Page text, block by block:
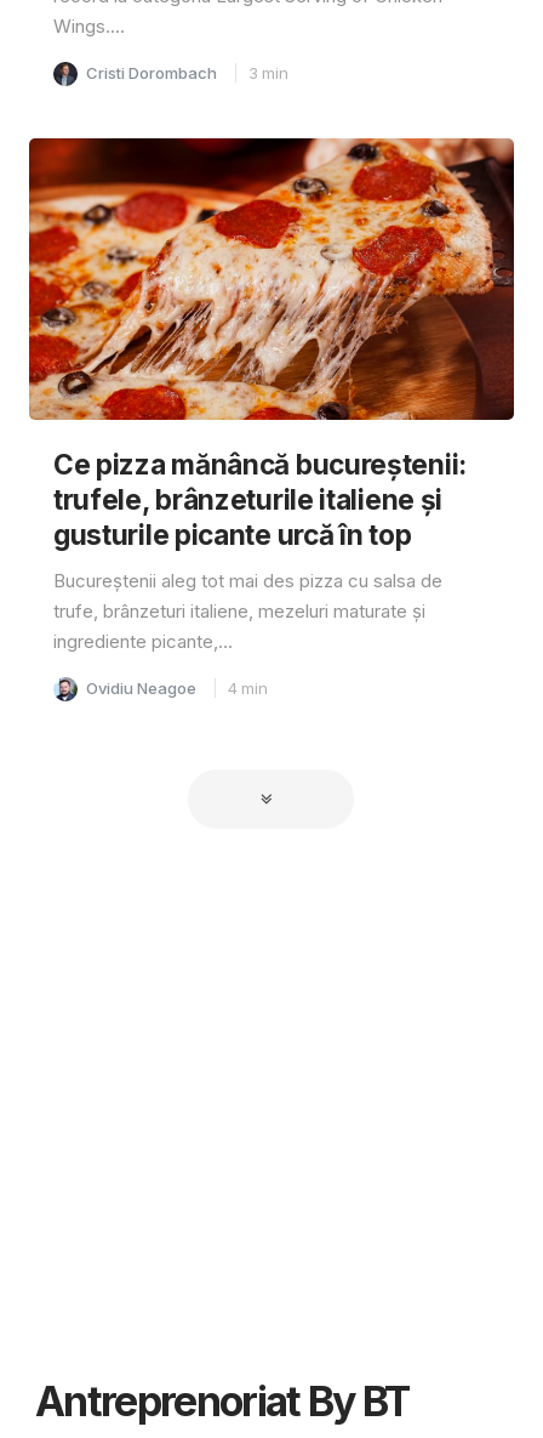
Wings....
Cristi Dorombach 3 min
Ce pizza mănâncă bucureștenii:
trufele, brânzeturile italiene și
gusturile picante urcă în top
Bucureștenii aleg tot mai des pizza cu salsa de
trufe, brânzeturi italiene, mezeluri maturate și
ingrediente picante,...
Ovidiu Neagoe 4 min
Antreprenoriat By BT